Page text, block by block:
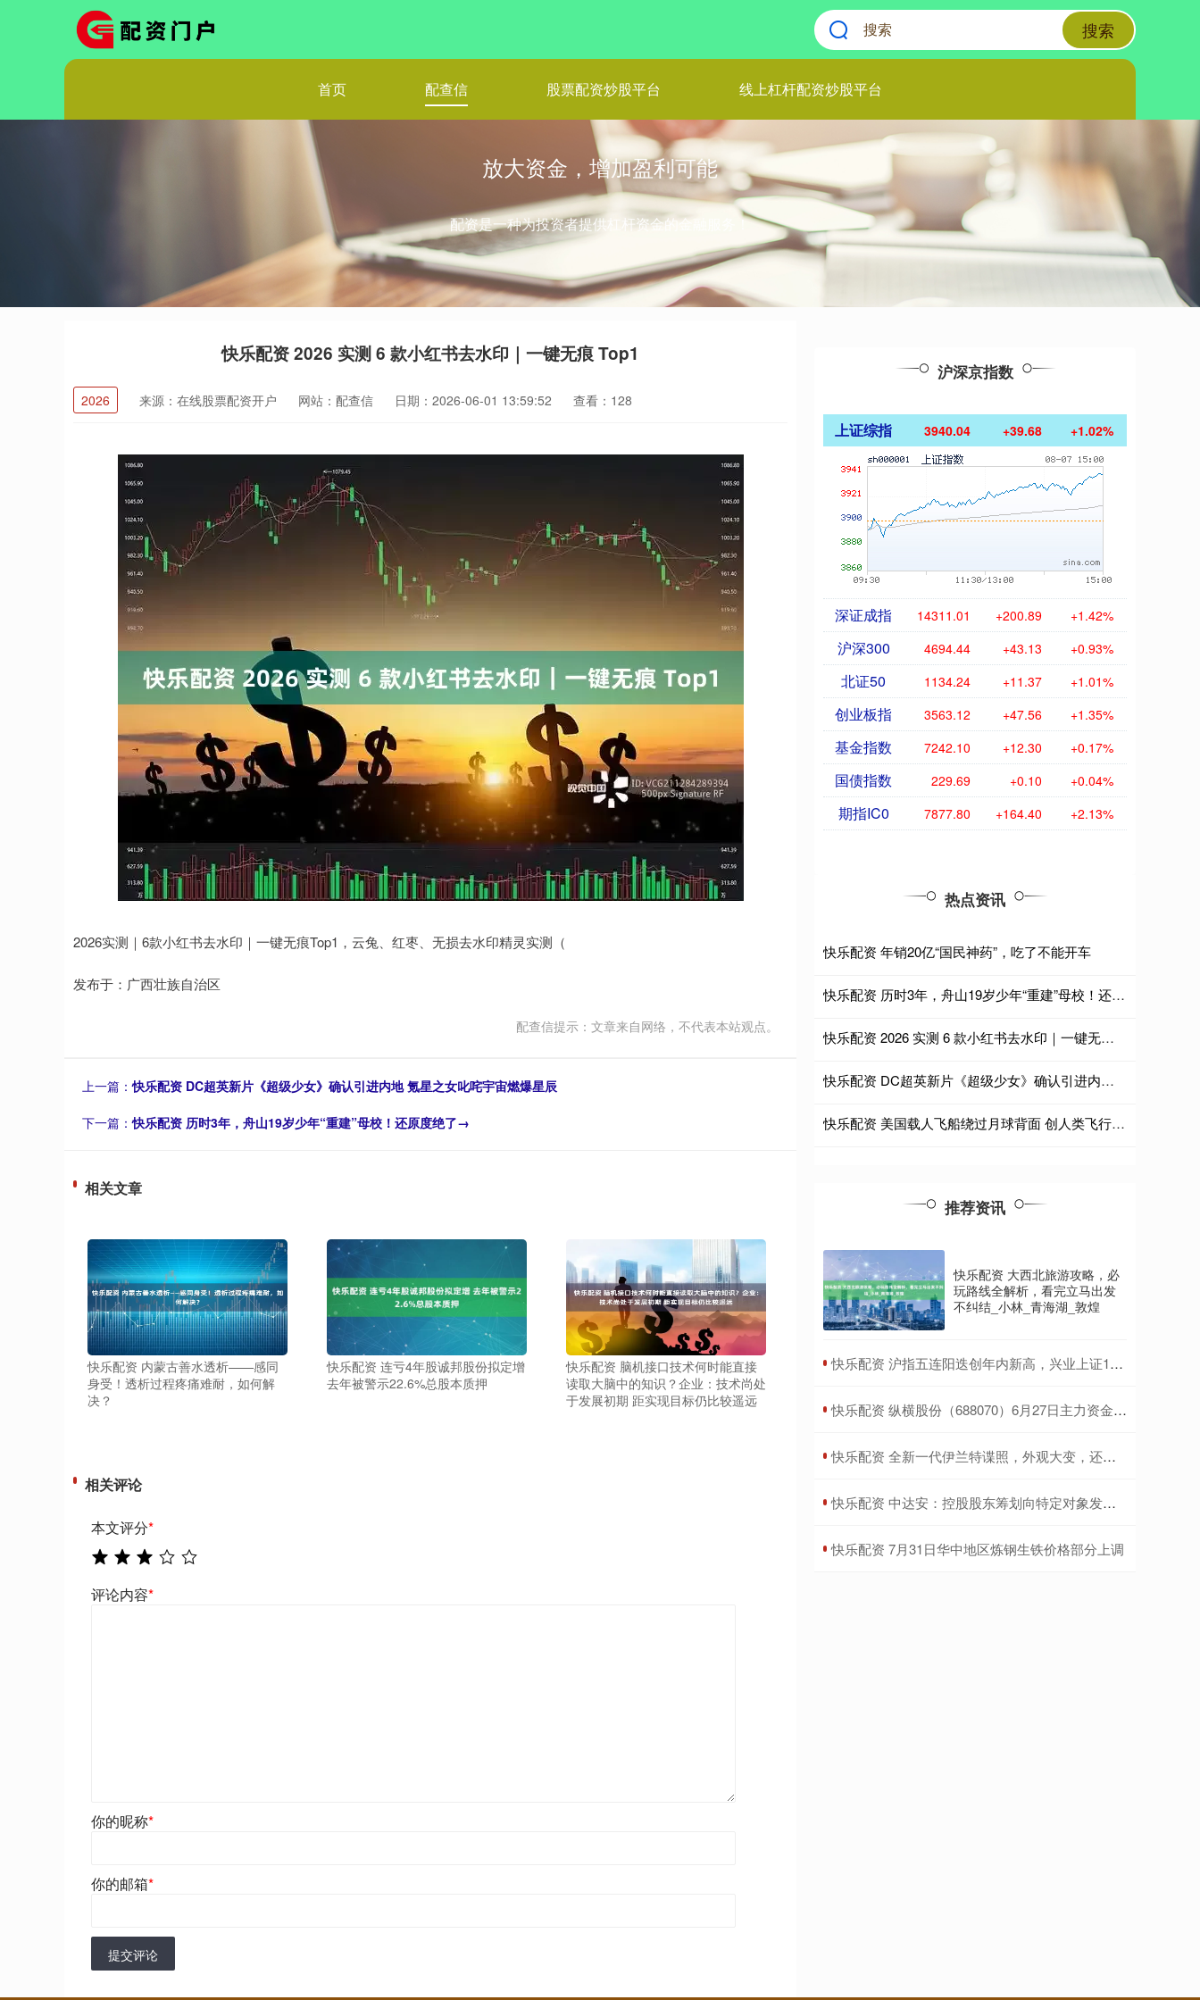
搜索
首页 配查信 股票配资炒股平台 线上杠杆配资炒股平台
放大资金，增加盈利可能
配资是一种为投资者提供杠杆资金的金融服务！
快乐配资 2026 实测 6 款小红书去水印｜一键无痕 Top1
2026 来源：在线股票配资开户 网站：配查信 日期：2026-06-01 13:59:52 查看：128
2026实测｜6款小红书去水印｜一键无痕Top1，云兔、红枣、无损去水印精灵实测（
发布于：广西壮族自治区
配查信提示：文章来自网络，不代表本站观点。
上一篇：快乐配资 DC超英新片《超级少女》确认引进内地 氪星之女叱咤宇宙燃爆星辰
下一篇：快乐配资 历时3年，舟山19岁少年“重建”母校！还原度绝了→
相关文章
快乐配资 内蒙古善水透析——感同
身受！透析过程疼痛难耐，如何解
决？
快乐配资 连亏4年股诚邦股份拟定增
去年被警示22.6%总股本质押
快乐配资 脑机接口技术何时能直接
读取大脑中的知识？企业：技术尚处
于发展初期 距实现目标仍比较遥远
相关评论
本文评分*
评论内容*
你的昵称*
你的邮箱*
提交评论
沪深京指数
上证综指 3940.04 +39.68 +1.02%
深证成指 14311.01 +200.89 +1.42%
沪深300 4694.44 +43.13 +0.93%
北证50 1134.24 +11.37 +1.01%
创业板指 3563.12 +47.56 +1.35%
基金指数 7242.10 +12.30 +0.17%
国债指数 229.69 +0.10 +0.04%
期指IC0 7877.80 +164.40 +2.13%
热点资讯
快乐配资 年销20亿“国民神药”，吃了不能开车
快乐配资 历时3年，舟山19岁少年“重建”母校！还原度绝了→
快乐配资 2026 实测 6 款小红书去水印｜一键无痕 Top1
快乐配资 DC超英新片《超级少女》确认引进内地 氪星之女叱咤宇宙燃爆星辰
快乐配资 美国载人飞船绕过月球背面 创人类飞行新纪录
推荐资讯
快乐配资 大西北旅游攻略，必
玩路线全解析，看完立马出发
不纠结_小林_青海湖_敦煌
​快乐配资 沪指五连阳迭创年内新高，兴业上证180ETF(530680)涨0.28%
​快乐配资 纵横股份（688070）6月27日主力资金净卖出2159.43万元
​快乐配资 全新一代伊兰特谍照，外观大变，还有新能源？
​快乐配资 中达安：控股股东筹划向特定对象发行股票导致控制权变更 股票继续停牌
​快乐配资 7月31日华中地区炼钢生铁价格部分上调